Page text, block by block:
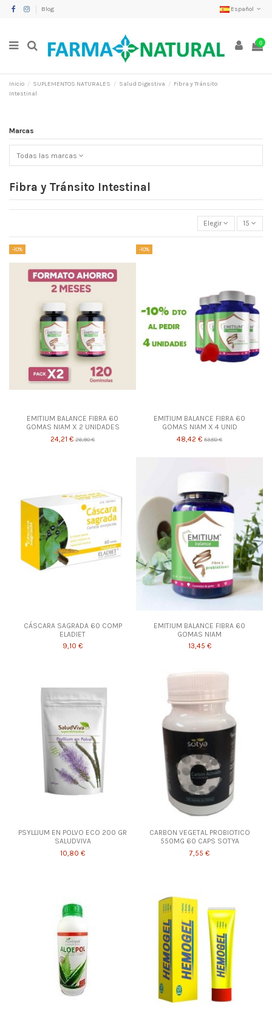
Blog Español
0
Inicio SUPLEMENTOS NATURALES Salud Digestiva
Fibra y Tránsito
Intestinal
Fibra y Tránsito Intestinal
Elegir 15
-10%
EMITIUM BALANCE FIBRA 60
GOMAS NIAM X 2 UNIDADES
24,21 € 26,90 €
-10%
EMITIUM BALANCE FIBRA 60
GOMAS NIAM X 4 UNID
48,42 € 53,80 €
CÁSCARA SAGRADA 60 COMP
ELADIET
9,10 €
EMITIUM BALANCE FIBRA 60
GOMAS NIAM
13,45 €
PSYLLIUM EN POLVO ECO 200 GR
SALUDVIVA
10,80 €
CARBON VEGETAL PROBIOTICO
550MG 60 CAPS SOTYA
7,55 €
Marcas
Todas las marcas